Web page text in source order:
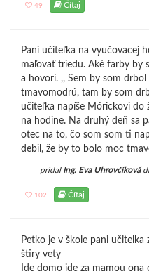
49 Čítaj
Pani učiteľka na vyučovacej
maľovať triedu. Aké farby by
a hovorí. ,, Sem by som
tmavomodrú, tam by som
učiteľka napíše Mórickovi do
na hodine. Na druhý deň sa
otec na to, čo som som ti
debil, že by to bolo moc
pridal Ing. Eva Uhrovčíková
102 Čítaj
Petko je v škole pani
štiry vety
Ide domo ide za mamou